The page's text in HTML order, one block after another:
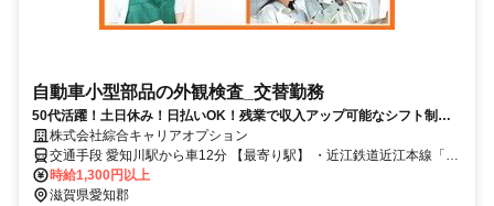
自動車小型部品の外観検査_交替勤務
50代活躍！土日休み！日払いOK！残業で収入アップ可能なシフト制の
職場で働けるチャンス
株式会社綜合キャリアオプション
交通手段 愛知川駅から車12分 【最寄り駅】 ・近江鉄道近江本線「愛
知川駅」
時給1,300円以上
滋賀県愛知郡